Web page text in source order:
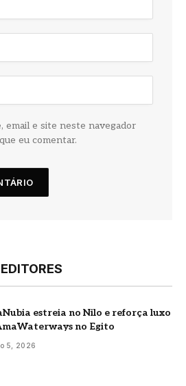
email e site neste navegador
eu comentar.
estreia no Nilo e reforça luxo
no Egito
5, 2026